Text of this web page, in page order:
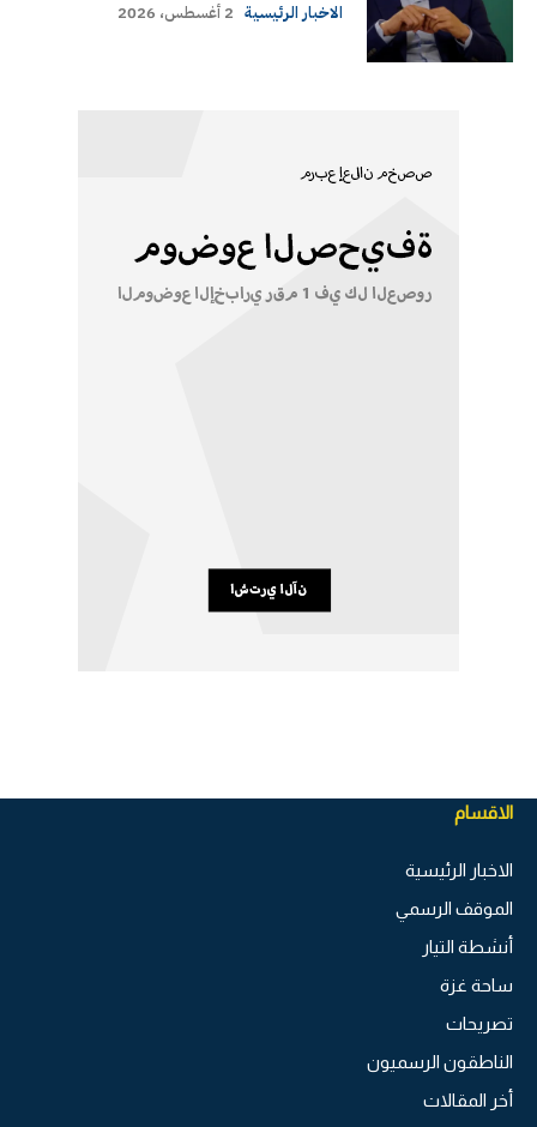
الاخبار الرئيسية 2 أغسطس، 2026
الاقسام
الاخبار الرئيسية
الموقف الرسمي
أنشطة التيار
ساحة غزة
تصريحات
الناطقون الرسميون
أخر المقالات